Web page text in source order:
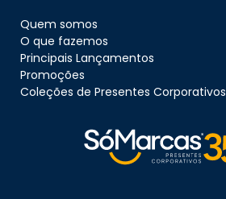
Quem somos
O que fazemos
Principais Lançamentos
Promoções
Coleções de Presentes Corporativos